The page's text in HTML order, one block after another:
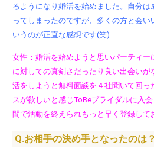
るようになり婚活を始めました。自分
ってしまったのですが、多くの方と会
いうのが正直な感想です(笑)
女性：婚活を始めようと思いパーティ
に対しての真剣さだったり良い出会い
活をしようと無料面談を４社聞いて回っ
スが欲しいと感じToBeブライダルに入
間で活動を終えられもっと早く登録して
Q.お相手の決め手となったのは？